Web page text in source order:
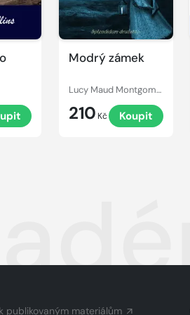
Modrý zámek
Lucy Maud Montgomery
210 Kč Koupit
publikovaným materiálům